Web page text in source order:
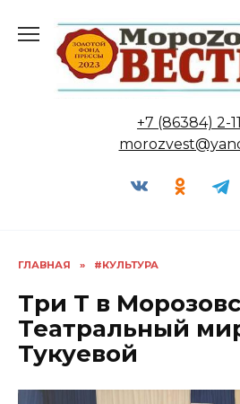
содержанию
+7 (86384) 2-
ГЛАВНАЯ » #КУЛЬТУРА
Три Т в
Театральный
Тукуевой